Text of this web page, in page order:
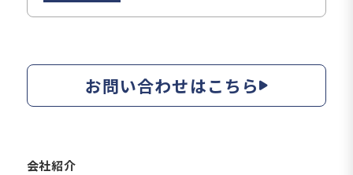
お問い合わせはこちら
会社紹介